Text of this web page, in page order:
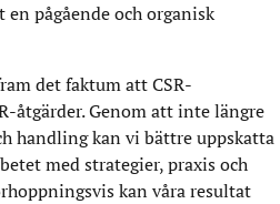
pågående och organisk
det faktum att CSR-
åtgärder. Genom att inte längre
handling kan vi bättre uppskatta
med strategier, praxis och
kan våra resultat